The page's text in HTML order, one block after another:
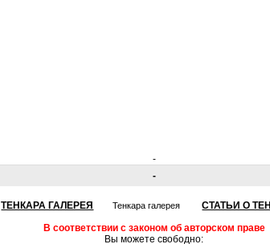
-
-
ТЕНКАРА ГАЛЕРЕЯ Тенкара галерея СТАТЬИ О
В соответствии с законом об авторском праве
Вы можете свободно: